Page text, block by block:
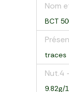
Nom
BCT
traces
Nut.4
9.82g/